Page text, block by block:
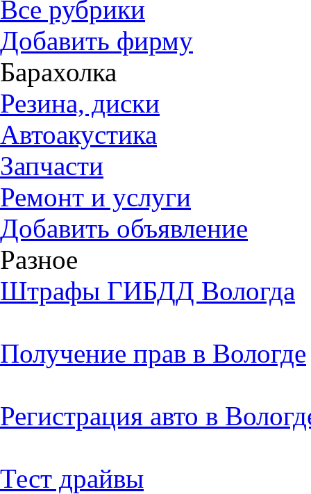
Все рубрики
Добавить фирму
Барахолка
Резина, диски
Автоакустика
Запчасти
Ремонт и услуги
Добавить объявление
Разное
Штрафы ГИБДД Вологда
Получение прав в Вологде
Регистрация авто в
Тест драйвы